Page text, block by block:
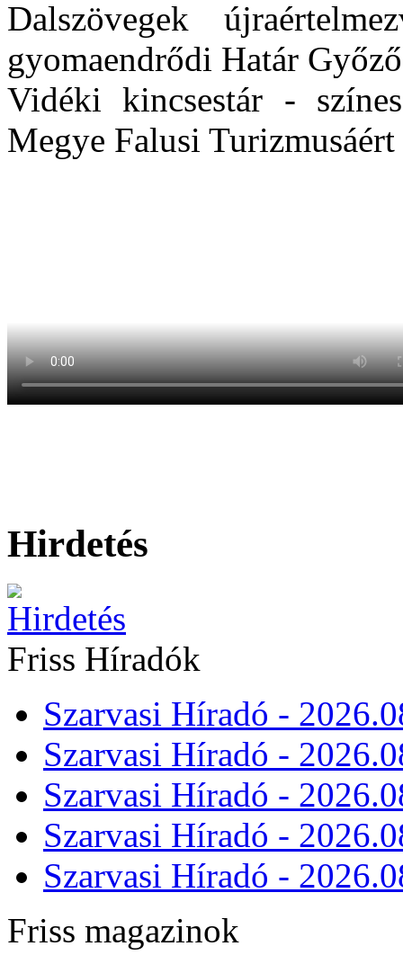
Dalszövegek
gyomaendrődi Határ
Vidéki kincsestár -
Megye Falusi
Hirdetés
Friss Híradók
Szarvasi Híradó -
Szarvasi Híradó -
Szarvasi Híradó -
Szarvasi Híradó -
Szarvasi Híradó -
Friss magazinok